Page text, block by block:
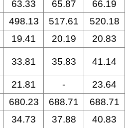
63.33 65.87
66.19
498.13 517.61
520.18
19.41 20.19
20.83
33.81 35.83 41.14
21.81 -
23.64
680.23 688.71
688.71
34.73 37.88
40.83